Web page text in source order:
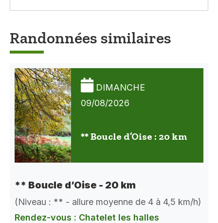
Randonnées similaires
DIMANCHE
09/08/2026
** Boucle d’Oise : 20 km
** Boucle d’Oise - 20 km
(Niveau : ** - allure moyenne de 4 à 4,5 km/h)
Rendez-vous : Chatelet les halles